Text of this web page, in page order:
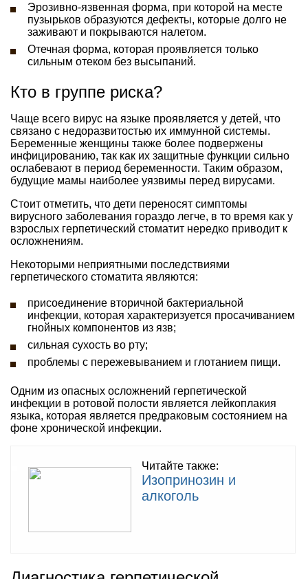
Эрозивно-язвенная форма, при которой на месте
пузырьков образуются дефекты, которые долго не
заживают и покрываются налетом.
Отечная форма, которая проявляется только
сильным отеком без высыпаний.
Кто в группе риска?
Чаще всего вирус на языке проявляется у детей, что
связано с недоразвитостью их иммунной системы.
Беременные женщины также более подвержены
инфицированию, так как их защитные функции сильно
ослабевают в период беременности. Таким образом,
будущие мамы наиболее уязвимы перед вирусами.
Стоит отметить, что дети переносят симптомы
вирусного заболевания гораздо легче, в то время как у
взрослых герпетический стоматит нередко приводит к
осложнениям.
Некоторыми неприятными последствиями
герпетического стоматита являются:
присоединение вторичной бактериальной
инфекции, которая характеризуется просачиванием
гнойных компонентов из язв;
сильная сухость во рту;
проблемы с пережевыванием и глотанием пищи.
Одним из опасных осложнений герпетической
инфекции в ротовой полости является лейкоплакия
языка, которая является предраковым состоянием на
фоне хронической инфекции.
Читайте также:
Изопринозин и
алкоголь